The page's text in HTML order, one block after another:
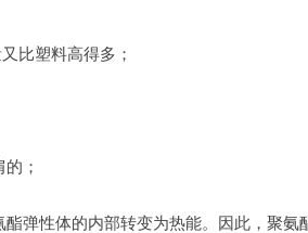
比塑料高得多；
；
弹性体的内部转变为热能。因此，聚氨